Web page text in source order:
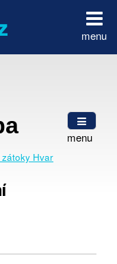
menu
menu
Hvar